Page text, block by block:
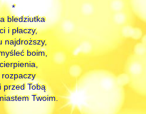
*
bledziutka
i płaczy,
najdroższy,
boim,
rozpaczy
przed Tobą
Twoim.